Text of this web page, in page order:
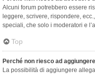
Alcuni forum potrebbero essere
leggere, scrivere, rispondere,
speciali, che solo i moderatori e
Top
Perché non riesco ad
La possibilità di aggiungere